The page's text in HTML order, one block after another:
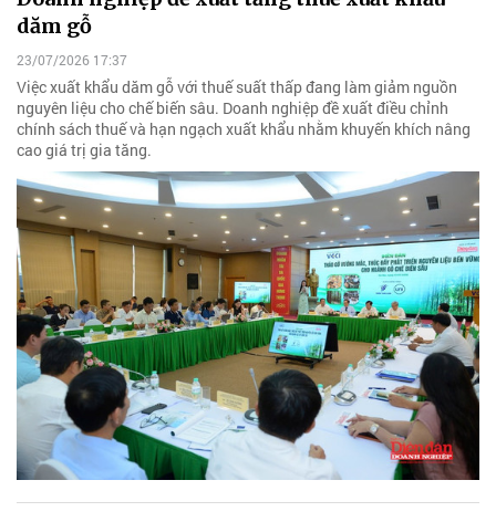
dăm gỗ
23/07/2026 17:37
Việc xuất khẩu dăm gỗ với thuế suất thấp đang làm giảm nguồn
nguyên liệu cho chế biến sâu. Doanh nghiệp đề xuất điều chỉnh
chính sách thuế và hạn ngạch xuất khẩu nhằm khuyến khích nâng
cao giá trị gia tăng.